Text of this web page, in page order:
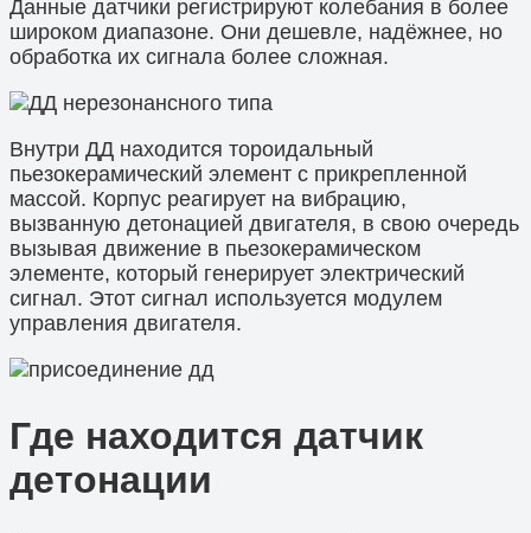
Данные датчики регистрируют колебания в более
широком диапазоне. Они дешевле, надёжнее, но
обработка их сигнала более сложная.
Внутри ДД находится тороидальный
пьезокерамический элемент с прикрепленной
массой. Корпус реагирует на вибрацию,
вызванную детонацией двигателя, в свою очередь
вызывая движение в пьезокерамическом
элементе, который генерирует электрический
сигнал. Этот сигнал используется модулем
управления двигателя.
Где находится датчик
детонации